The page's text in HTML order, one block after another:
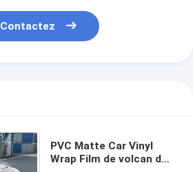
Contactez
PVC Matte Car Vinyl
Wrap Film de volcan de